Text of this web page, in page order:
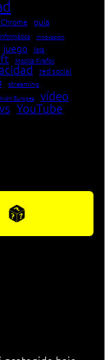
guía
Informática innovación
juego lista
Mozilla Firefox
red social
streaming
Europea vídeo
YouTube